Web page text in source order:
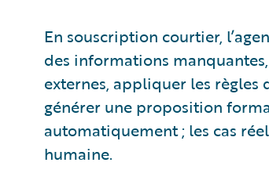
En souscription courtier,
des informations
externes, appliquer les règles
générer une proposition
automatiquement ; les cas
humaine.